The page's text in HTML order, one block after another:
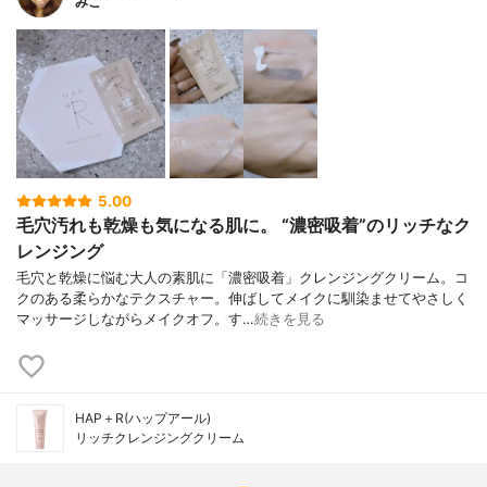
5.00
毛穴汚れも乾燥も気になる肌に。 “濃密吸着”のリッチなク
レンジング
毛穴と乾燥に悩む大人の素肌に「濃密吸着」クレンジングクリーム。コ
クのある柔らかなテクスチャー。伸ばしてメイクに馴染ませてやさしく
マッサージしながらメイクオフ。す…続きを見る
HAP＋R(ハップアール)
リッチクレンジングクリーム